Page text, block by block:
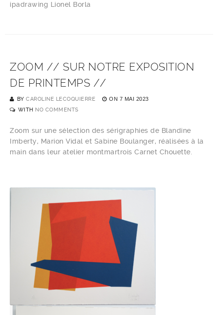
ipadrawing Lionel Borla
ZOOM // SUR NOTRE EXPOSITION
DE PRINTEMPS //
BY CAROLINE LECOQUIERRE ON 7 MAI 2023
WITH NO COMMENTS
Zoom sur une sélection des sérigraphies de Blandine
Imberty, Marion Vidal et Sabine Boulanger, réalisées à la
main dans leur atelier montmartrois Carnet Chouette.